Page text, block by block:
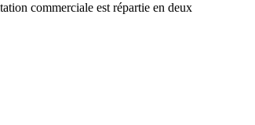
commerciale est répartie en deux